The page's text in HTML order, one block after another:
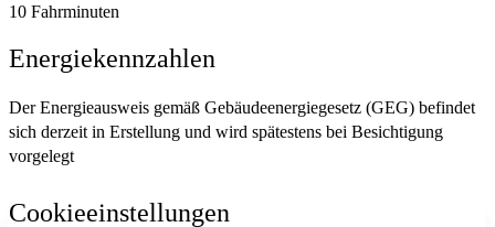
10 Fahrminuten
Energiekennzahlen
Der Energieausweis gemäß Gebäudeenergiegesetz (GEG) befindet
sich derzeit in Erstellung und wird spätestens bei Besichtigung
vorgelegt
Cookieeinstellungen